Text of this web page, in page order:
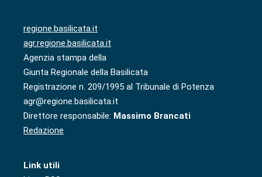
regione.basilicata.it
agr.regione.basilicata.it
Agenzia stampa della
Giunta Regionale della Basilicata
Registrazione n. 209/1995 al Tribunale di Potenza
agr@regione.basilicata.it
Direttore responsabile: Massimo Brancati
Redazione
Link utili